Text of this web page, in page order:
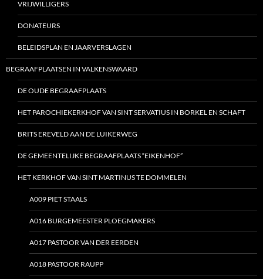
VRIJWILLIGERS
DONATEURS
BELEIDSPLAN EN JAARVERSLAGEN
BEGRAAFPLAATSEN IN VALKENSWAARD
DE OUDE BEGRAAFPLAATS
HET PAROCHIEKERKHOF VAN SINT SERVATIUS IN BORKEL EN SCHAFT
BRITS EREVELD AAN DE LUIKERWEG
DE GEMEENTELIJKE BEGRAAFPLAATS “EIKENHOF”
HET KERKHOF VAN SINT MARTINUS TE DOMMELEN
A009 PIET STAALS
A016 BURGEMEESTER PLOEGMAKERS
A017 PASTOOR VAN DER EERDEN
A018 PASTOOR RAUPP